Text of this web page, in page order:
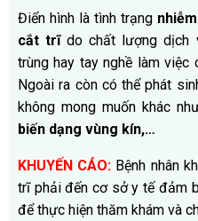
Điển hình là tình trạng
cắt trĩdo chất lượng dịch
trùng hay tay nghề làm việc
Ngoài ra còn có thể phát
không mong muốn khác
biến dạng vùng kín,…
KHUYẾN CÁO: Bệnh nhân
trĩ phải đến cơ sở y tế đảm
để thực hiện thăm khám và